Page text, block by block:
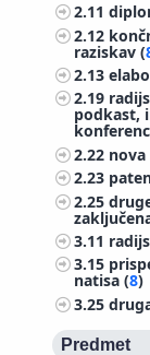
2.11
2.12
raziskav (
2.13
2.19
podkast,
2.22
2.23
2.25
3.11
3.15
natisa (8)
3.25
Predmet